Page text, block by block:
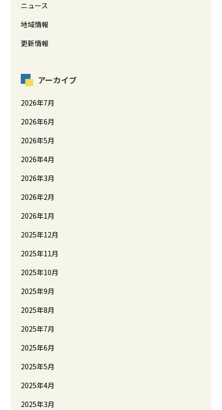
ニュース
地域情報
更新情報
アーカイブ
2026年7月
2026年6月
2026年5月
2026年4月
2026年3月
2026年2月
2026年1月
2025年12月
2025年11月
2025年10月
2025年9月
2025年8月
2025年7月
2025年6月
2025年5月
2025年4月
2025年3月